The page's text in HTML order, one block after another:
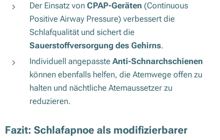
Der Einsatz von CPAP-Geräten (Continuous
Positive Airway Pressure) verbessert die
Schlafqualität und sichert die
Sauerstoffversorgung des Gehirns.
Individuell angepasste Anti-Schnarchschienen
können ebenfalls helfen, die Atemwege offen zu
halten und nächtliche Atemaussetzer zu
reduzieren.
Fazit: Schlafapnoe als modifizierbarer